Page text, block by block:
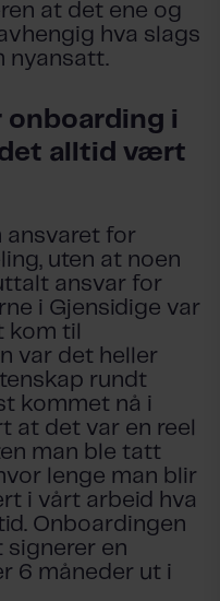
at det ene og
hva slags
nyansatt.
onboarding i
det alltid vært
ansvaret for
uten at noen
ansvar for
i Gjensidige var
kom til
var det heller
rundt
kommet nå i
at det var en reel
man ble tatt
lenge man blir
i vårt arbeid hva
Onboardingen
signerer en
6 måneder ut i